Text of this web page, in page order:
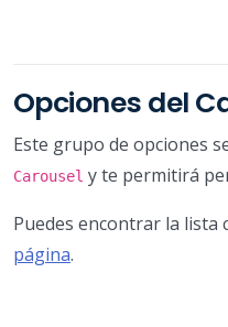
Opciones del
Este grupo de opciones
Carousel y te permitirá
Puedes encontrar la lista
página.